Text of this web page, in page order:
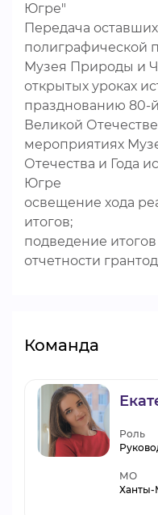
Югре"
Передача
полиграфической
Музея Природы и
открытых уроках
празднованию
Великой
мероприятиях
Отечества и Года
Югре
освещение хода
итогов;
подведение итогов
отчетности
Команда
Роль
МО
Ханты-